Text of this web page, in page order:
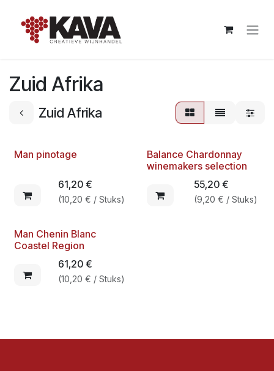
Zuid Afrika
Zuid Afrika
Man pinotage
61,20€
(10,20 € / Stuks)
Balance Chardonnay
winemakers selection
55,20€
(9,20 € / Stuks)
Man Chenin Blanc
Coastel Region
61,20€
(10,20 € / Stuks)